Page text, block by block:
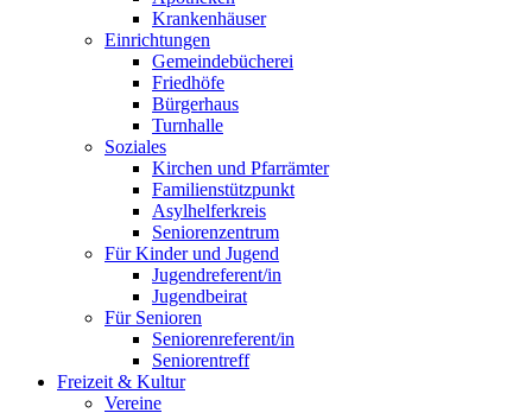
Krankenhäuser
Einrichtungen
Gemeindebücherei
Friedhöfe
Bürgerhaus
Turnhalle
Soziales
Kirchen und Pfarrämter
Familienstützpunkt
Asylhelferkreis
Seniorenzentrum
Für Kinder und Jugend
Jugendreferent/in
Jugendbeirat
Für Senioren
Seniorenreferent/in
Seniorentreff
Freizeit & Kultur
Vereine